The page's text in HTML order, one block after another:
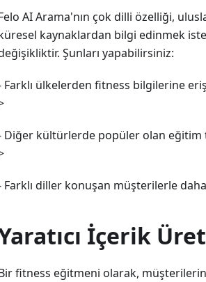
AI Arama'nın çok dilli özelliği,
kaynaklardan bilgi edinmek
Şunları yapabilirsiniz:
Farklı ülkelerden fitness bilgilerine
Diğer kültürlerde popüler olan
Farklı diller konuşan müşterilerle
İçerik
fitness eğitmeni olarak,